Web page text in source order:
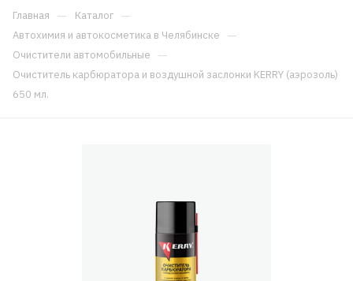
Главная — Каталог —
Автохимия и автокосметика в Челябинске —
Очистители автомобильные —
Очиститель карбюратора и воздушной заслонки KERRY (аэрозоль)
650 мл.